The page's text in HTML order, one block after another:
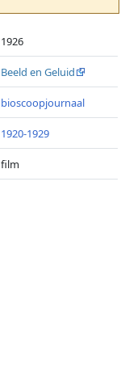
1926
Beeld en Geluid
bioscoopjournaal
1920-1929
film